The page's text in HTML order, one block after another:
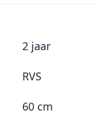
2 jaar
RVS
60 cm